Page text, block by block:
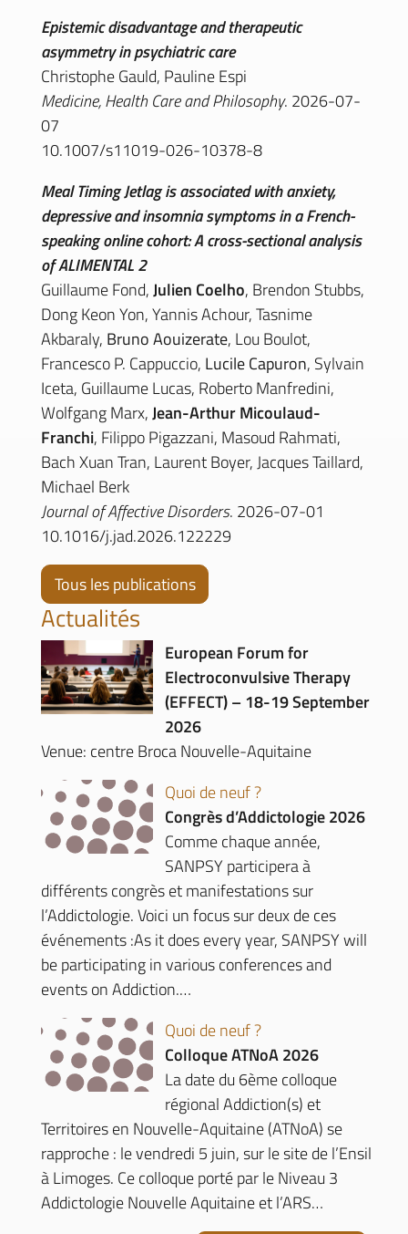
Epistemic disadvantage and therapeutic
asymmetry in psychiatric care
Christophe Gauld, Pauline Espi
Medicine, Health Care and Philosophy. 2026-07-
07
10.1007/s11019-026-10378-8
Meal Timing Jetlag is associated with anxiety,
depressive and insomnia symptoms in a French-
speaking online cohort: A cross-sectional analysis
of ALIMENTAL 2
Guillaume Fond,Julien Coelho, Brendon Stubbs,
Dong Keon Yon, Yannis Achour, Tasnime
Akbaraly, Bruno Aouizerate, Lou Boulot,
Francesco P. Cappuccio, Lucile Capuron, Sylvain
Iceta, Guillaume Lucas, Roberto Manfredini,
Wolfgang Marx,Jean-Arthur Micoulaud-
Franchi, Filippo Pigazzani, Masoud Rahmati,
Bach Xuan Tran, Laurent Boyer, Jacques Taillard,
Michael Berk
Journal of Affective Disorders. 2026-07-01
10.1016/j.jad.2026.122229
Tous les publications
Actualités
European Forum for
Electroconvulsive Therapy
(EFFECT) – 18-19 September
2026
Venue: centre Broca Nouvelle-Aquitaine
Quoi de neuf ?
Congrès d’Addictologie 2026
Comme chaque année,
SANPSY participera à
différents congrès et manifestations sur
l’Addictologie. Voici un focus sur deux de ces
événements :As it does every year, SANPSY will
be participating in various conferences and
events on Addiction.…
Quoi de neuf ?
Colloque ATNoA 2026
La date du 6ème colloque
régional Addiction(s) et
Territoires en Nouvelle-Aquitaine (ATNoA) se
rapproche : le vendredi 5 juin, sur le site de l’Ensil
à Limoges. Ce colloque porté par le Niveau 3
Addictologie Nouvelle Aquitaine et l’ARS…